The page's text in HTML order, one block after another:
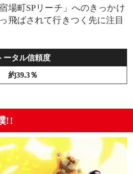
場町SPリーチ」へのきっかけ
飛ばされて行きつく先に注目
ータル信頼度
約39.3％
!!